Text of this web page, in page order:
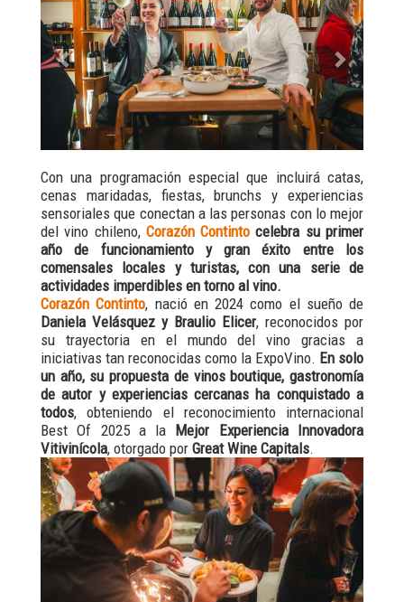
Con una programación especial que incluirá catas,
cenas maridadas, fiestas, brunchs y experiencias
sensoriales que conectan a las personas con lo mejor
del vino chileno, Corazón Continto celebra su primer
año de funcionamiento y gran éxito entre los
comensales locales y turistas, con una serie de
actividades imperdibles en torno al vino.
Corazón Continto, nació en 2024 como el sueño de
Daniela Velásquez y Braulio Elicer, reconocidos por
su trayectoria en el mundo del vino gracias a
iniciativas tan reconocidas como la ExpoVino. En solo
un año, su propuesta de vinos boutique, gastronomía
de autor y experiencias cercanas ha conquistado a
todos, obteniendo el reconocimiento internacional
Best Of 2025 a la Mejor Experiencia Innovadora
Vitivinícola, otorgado por Great Wine Capitals.